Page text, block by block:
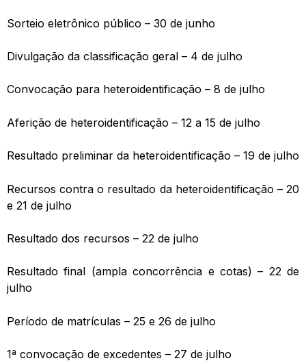
Sorteio eletrônico público – 30 de junho
Divulgação da classificação geral – 4 de julho
Convocação para heteroidentificação – 8 de julho
Aferição de heteroidentificação – 12 a 15 de julho
Resultado preliminar da heteroidentificação – 19 de julho
Recursos contra o resultado da heteroidentificação – 20
e 21 de julho
Resultado dos recursos – 22 de julho
Resultado final (ampla concorrência e cotas) – 22 de
julho
Período de matrículas – 25 e 26 de julho
1ª convocação de excedentes – 27 de julho